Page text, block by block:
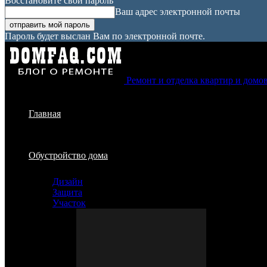
Ваш адрес электронной почты
Пароль будет выслан Вам по электронной почте.
Ремонт и отделка квартир и
Главная
Обустройство дома
Дизайн
Защита
Участок